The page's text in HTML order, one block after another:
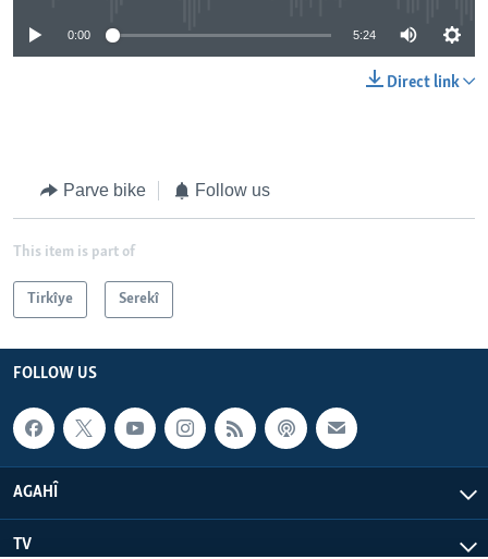
0:00 5:24
Direct link
Parve bike Follow us
This item is part of
Tirkîye Serekî
FOLLOW US
AGAHÎ
TV